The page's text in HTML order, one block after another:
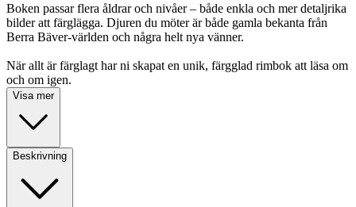
Boken passar flera åldrar och nivåer – både enkla och mer detaljrika
bilder att färglägga. Djuren du möter är både gamla bekanta från
Berra Bäver-världen och några helt nya vänner.
När allt är färglagt har ni skapat en unik, färgglad rimbok att läsa om
och om igen.
Visa mer
Beskrivning